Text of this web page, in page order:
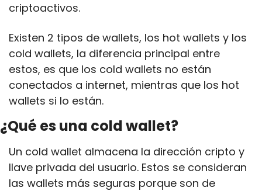
criptoactivos.
Existen 2 tipos de wallets, los hot wallets y los
cold wallets, la diferencia principal entre
estos, es que los cold wallets no están
conectados a internet, mientras que los hot
wallets si lo están.
¿Qué es una cold wallet?
Un cold wallet almacena la dirección cripto y
llave privada del usuario. Estos se consideran
las wallets más seguras porque son de